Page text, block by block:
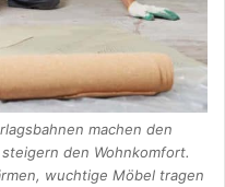
machen den
den Wohnkomfort.
wuchtige Möbel tragen